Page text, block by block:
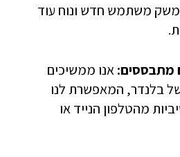
משתמש חדש ונוח עוד
מתבססים:אנו ממשיכים
בלנדר, המאפשרת לנו
מהטלפון הנייד או